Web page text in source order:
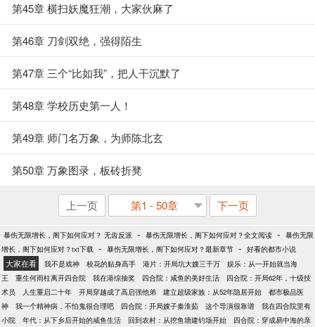
第45章 横扫妖魔狂潮，大家伙麻了
第46章 刀剑双绝，强得陌生
第47章 三个“比如我”，把人干沉默了
第48章 学校历史第一人！
第49章 师门名万象，为师陈北玄
第50章 万象图录，板砖折凳
上一页 第1 - 50章 下一页
暴伤无限增长，阁下如何应对？ 无齿反派 - 暴伤无限增长，阁下如何应对？全文阅读 - 暴伤无限
增长，阁下如何应对？txt下载 - 暴伤无限增长，阁下如何应对？最新章节 - 好看的都市小说
大家在看 我不是戏神 校花的贴身高手 港片：开局坑大嫂三千万
娱乐：从一开始就当海
王
重生何雨柱离开四合院 我在港综抽奖 四合院：咸鱼的美好生活
四合院：开局62年，十级技
术员
人生重启二十年 开局穿越成了高启强他弟 建立超级家族：从52年隐居开始
都市极品医
神
我一个精神病，不怕鬼很合理吧 四合院：开局嫂子秦淮茹 这个导演很靠谱
我在四合院里有
小院
年代：从下乡后开始的咸鱼生活 回到农村：从挖鱼塘建钓场开始
四合院：穿成易中海的亲